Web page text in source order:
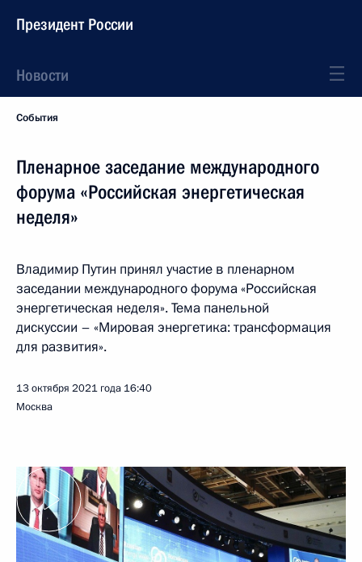
Президент России
Новости
События
Пленарное заседание международного
форума «Российская энергетическая
неделя»
Владимир Путин принял участие в пленарном
заседании международного форума «Российская
энергетическая неделя». Тема панельной
дискуссии – «Мировая энергетика: трансформация
для развития».
13 октября 2021 года 16:40
Москва